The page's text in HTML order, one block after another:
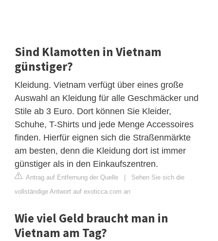
Sind Klamotten in Vietnam
günstiger?
Kleidung. Vietnam verfügt über eines große
Auswahl an Kleidung für alle Geschmäcker und
Stile ab 3 Euro. Dort können Sie Kleider,
Schuhe, T-Shirts und jede Menge Accessoires
finden. Hierfür eignen sich die Straßenmärkte
am besten, denn die Kleidung dort ist immer
günstiger als in den Einkaufszentren.
Antrag auf Entfernung der Quelle | Sehen Sie sich die
vollständige Antwort auf exoticca.com an
Wie viel Geld braucht man in
Vietnam am Tag?